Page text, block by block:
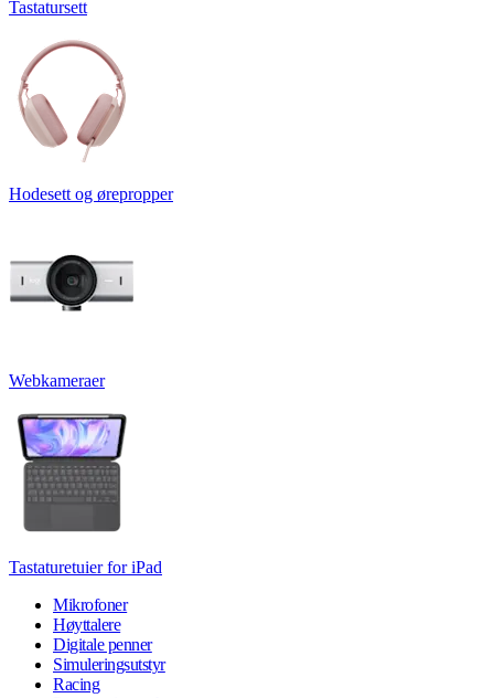
Tastatursett
Hodesett og ørepropper
Webkameraer
Tastaturetuier for iPad
Mikrofoner
Høyttalere
Digitale penner
Simuleringsutstyr
Racing